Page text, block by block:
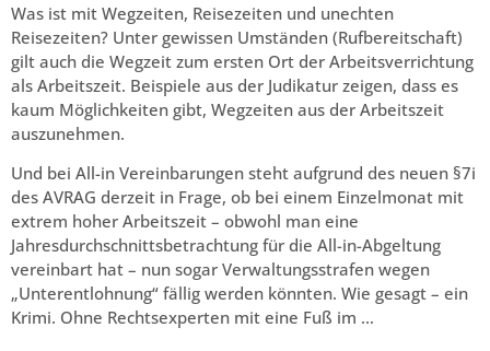
Was ist mit Wegzeiten, Reisezeiten und unechten
Reisezeiten? Unter gewissen Umständen (Rufbereitschaft)
gilt auch die Wegzeit zum ersten Ort der Arbeitsverrichtung
als Arbeitszeit. Beispiele aus der Judikatur zeigen, dass es
kaum Möglichkeiten gibt, Wegzeiten aus der Arbeitszeit
auszunehmen.
Und bei All-in Vereinbarungen steht aufgrund des neuen §7i
des AVRAG derzeit in Frage, ob bei einem Einzelmonat mit
extrem hoher Arbeitszeit – obwohl man eine
Jahresdurchschnittsbetrachtung für die All-in-Abgeltung
vereinbart hat – nun sogar Verwaltungsstrafen wegen
„Unterentlohnung“ fällig werden könnten. Wie gesagt – ein
Krimi. Ohne Rechtsexperten mit eine Fuß im …